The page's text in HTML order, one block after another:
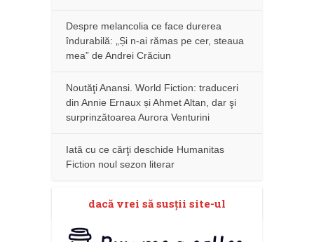
Despre melancolia ce face durerea
îndurabilă: „Și n-ai rămas pe cer, steaua
mea” de Andrei Crăciun
Noutăţi Anansi. World Fiction: traduceri
din Annie Ernaux și Ahmet Altan, dar şi
surprinzătoarea Aurora Venturini
Iată cu ce cărţi deschide Humanitas
Fiction noul sezon literar
dacă vrei să susţii site-ul